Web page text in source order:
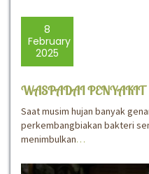
8
February
2025
WASPADAI
Saat musim hujan banyak
perkembangbiakan bakteri
menimbulkan…